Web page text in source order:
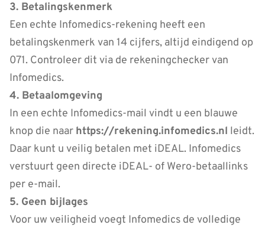
3. Betalingskenmerk
Een echte Infomedics-rekening heeft een
betalingskenmerk van 14 cijfers, altijd eindigend op
071. Controleer dit via de rekeningchecker van
Infomedics.
4. Betaalomgeving
In een echte Infomedics-mail vindt u een blauwe
knop die naar https://rekening.infomedics.nl leidt.
Daar kunt u veilig betalen met iDEAL. Infomedics
verstuurt geen directe iDEAL- of Wero-betaallinks
per e-mail.
5. Geen bijlages
Voor uw veiligheid voegt Infomedics de volledige